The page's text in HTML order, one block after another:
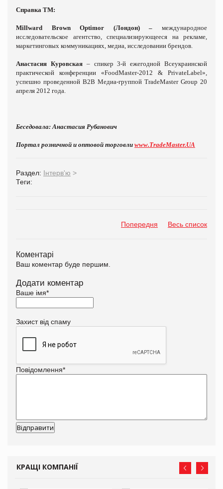
Справка ТМ:
Millward Brown Optimor (Лондон) – международное
исследовательское агентство, специализирующееся на рекламе,
маркетинговых коммуникациях, медиа, исследовании брендов.
Анастасия Куровская– спикер 3-й ежегодной Всеукраинской
практической конференции «FoodMaster-2012 & PrivateLabel»,
успешно проведенной В2В Медиа-группой TradeMaster Group 20
апреля 2012 года.
Беседовала: Анастасия Рубанович
Портал розничной и оптовой торговли www.TradeMaster.UA
Раздел: Інтерв'ю >
Теги:
Попередня Весь список
Коментарі
Ваш коментар буде першим.
Додати коментар
Ваше імя*
Захист від спаму
Повідомлення*
КРАЩІ КОМПАНІЇ